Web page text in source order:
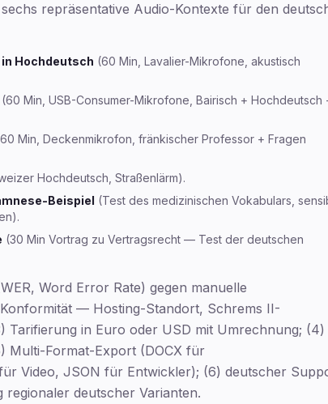
repräsentative Audio-Kontexte für den
Hochdeutsch (60 Min, Lavalier-Mikrofone, akustisch
(60 Min, USB-Consumer-Mikrofone, Bairisch + Hochdeutsch
Min, Deckenmikrofon, fränkischer Professor + Fragen
Hochdeutsch, Straßenlärm).
Beispiel (Test des medizinischen Vokabulars,
(30 Min Vortrag zu Vertragsrecht — Test der deutschen
Word Error Rate) gegen manuelle
— Hosting-Standort, Schrems II-
Tarifierung in Euro oder USD mit Umrechnung; (4)
Multi-Format-Export (DOCX für
Video, JSON für Entwickler); (6) deutscher
deutscher Varianten.